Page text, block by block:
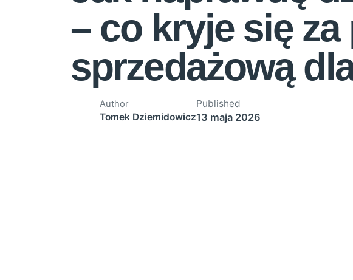
– co kryje się
sprzedażową
Author
Tomek Dziemidowicz
Published
13 maja 2026